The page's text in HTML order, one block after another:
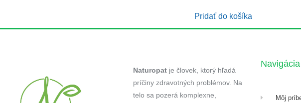
Pridať do košíka
Naturopatje človek, ktorý hľadá
príčiny zdravotných problémov. Na
telo sa pozerá komplexne,
Navigácia
Môj